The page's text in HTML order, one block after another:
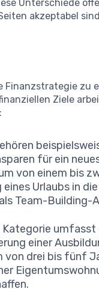
Unterschiede
akzeptabel
Finanzstrategie zu
Ziele
für ein
von einem bis
Urlaubs in
Team-
Kategorie umfasst
einer
von drei bis fünf